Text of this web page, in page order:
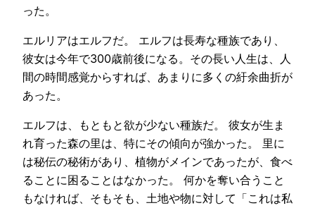
った。
エルリアはエルフだ。 エルフは長寿な種族であり、
彼女は今年で300歳前後になる。その長い人生は、人
間の時間感覚からすれば、あまりに多くの紆余曲折が
あった。
エルフは、もともと欲が少ない種族だ。 彼女が生ま
れ育った森の里は、特にその傾向が強かった。 里に
は秘伝の秘術があり、植物がメインであったが、食べ
ることに困ることはなかった。 何かを奪い合うこと
もなければ、そもそも、土地や物に対して「これは私